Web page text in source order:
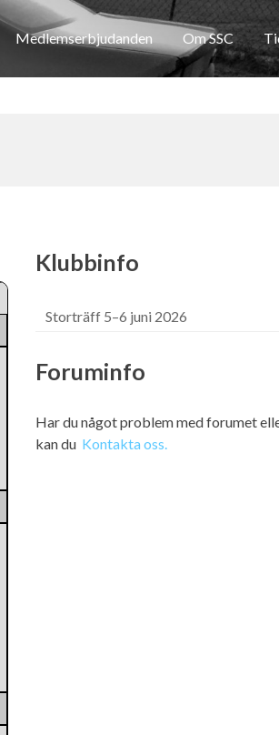
Medlemserbjudanden Om SSC
Klubbinfo
Storträff 5–6 juni 2026
Foruminfo
Har du något problem med forumet
kan du Kontakta oss.